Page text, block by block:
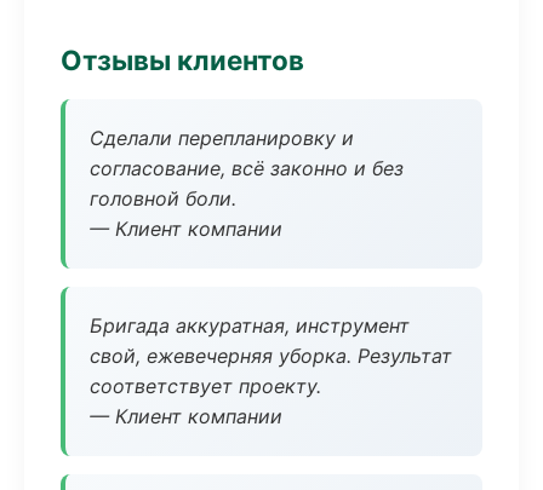
Отзывы клиентов
Сделали перепланировку и
согласование, всё законно и без
головной боли.
— Клиент компании
Бригада аккуратная, инструмент
свой, ежевечерняя уборка. Результат
соответствует проекту.
— Клиент компании